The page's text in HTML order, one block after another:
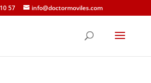
57 info@doctormoviles.com